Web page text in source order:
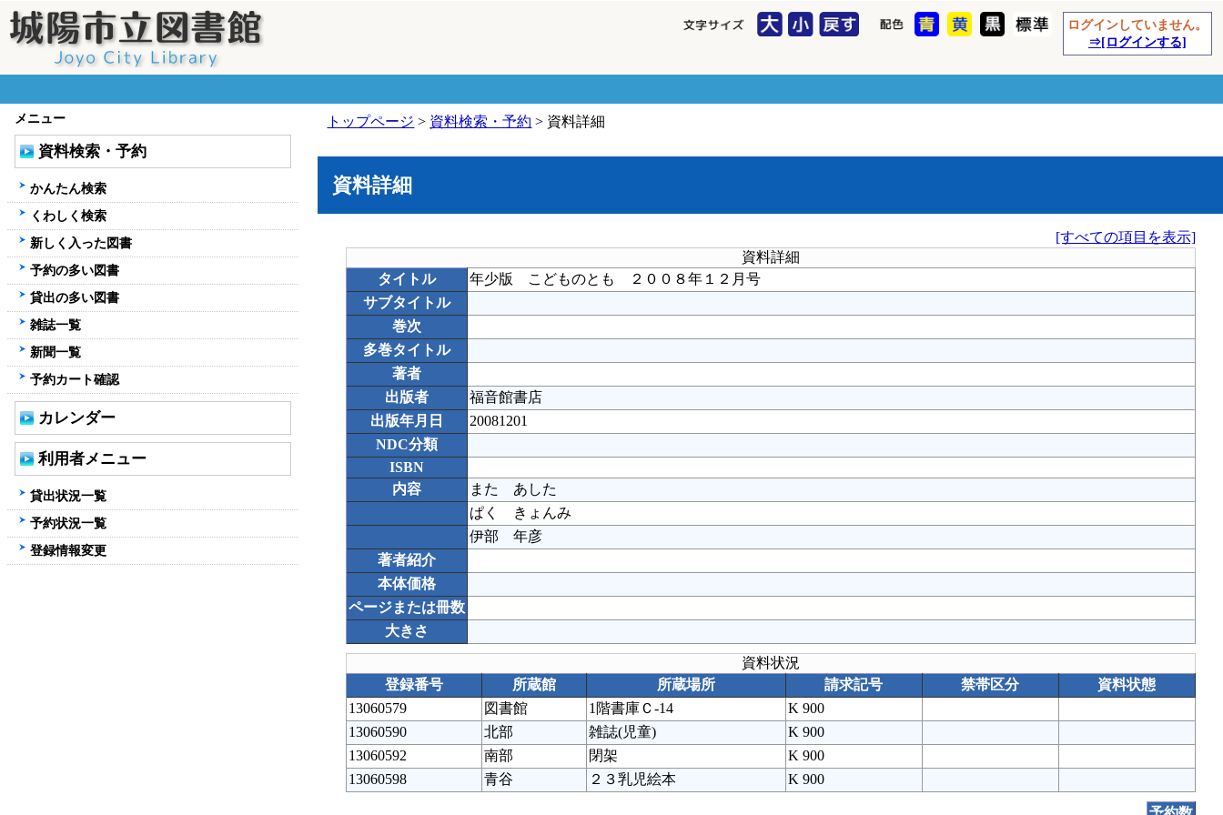
ログインしていません。
⇒[ログインする]
トップページ > 資料検索・予約 > 資料詳細
資料詳細
[すべての項目を表示]
資料詳細
タイトル
年少版 こどものとも ２００８年１２月号
サブタイトル
巻次
多巻タイトル
著者
出版者
福音館書店
出版年月日
20081201
NDC分類
ISBN
内容
また あした
ぱく きょんみ
伊部 年彦
著者紹介
本体価格
ページまたは冊数
大きさ
資料状況
登録番号
所蔵館 所蔵場所 請求記号 禁帯区分
資料状態
13060579
図書館 1階書庫Ｃ-14
K 900
13060590
北部 雑誌(児童)
K 900
13060592
南部 閉架
K 900
13060598
青谷 ２３乳児絵本 K 900
メニュー
資料検索・予約
かんたん検索
くわしく検索
新しく入った図書
予約の多い図書
貸出の多い図書
雑誌一覧
新聞一覧
予約カート確認
カレンダー
利用者メニュー
貸出状況一覧
予約状況一覧
登録情報変更